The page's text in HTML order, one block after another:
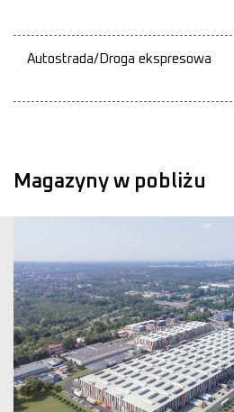
Autostrada/Droga ekspresowa
Magazyny w pobliżu